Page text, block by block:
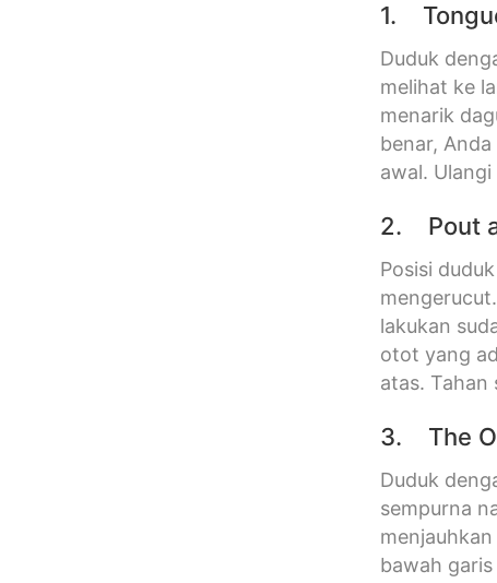
1.
Duduk
melihat ke
menarik
benar,
awal.
2. Pout
Posisi
lakukan
otot yang
atas. Tahan
3. The O
Duduk
sempurna
bawah